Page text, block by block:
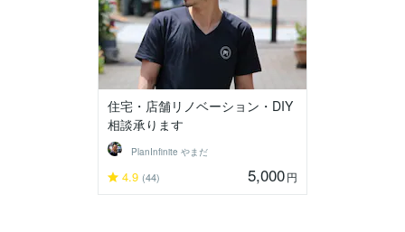
住宅・店舗リノベーション・DIY
相談承ります
PlanInfinite やまだ
4.9 (44) 5,000円